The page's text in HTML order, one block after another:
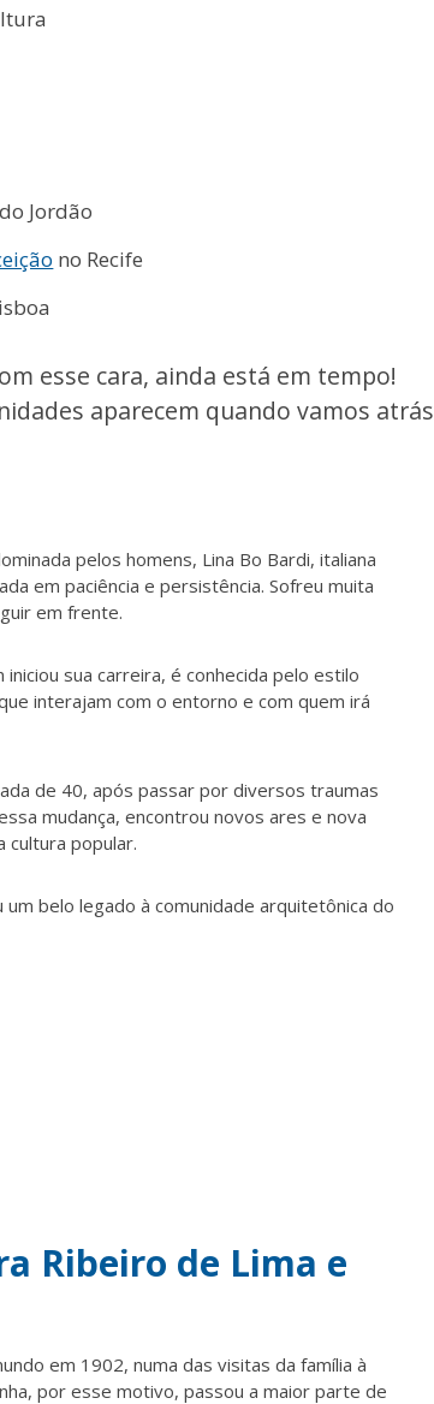
Jordão
no Recife
esse cara, ainda está em tempo!
aparecem quando vamos atrás
pelos homens, Lina Bo Bardi, italiana
em paciência e persistência. Sofreu muita
em frente.
sua carreira, é conhecida pelo estilo
interajam com o entorno e com quem irá
de 40, apóspassar por diversos traumas
mudança, encontrou novos ares e nova
cultura popular.
belo legado à comunidade arquitetônica do
Ribeiro de Lima e
em 1902, numa das visitas da família à
por esse motivo, passou a maior parte de